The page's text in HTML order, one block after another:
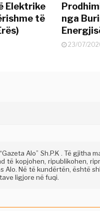
Elektrike
të
nga
23/07/
Alo” Sh.P.K . Të gjitha
të kopjohen, ripublikohen,
Alo. Në të kundërtën, është
ligjore në fuqi.